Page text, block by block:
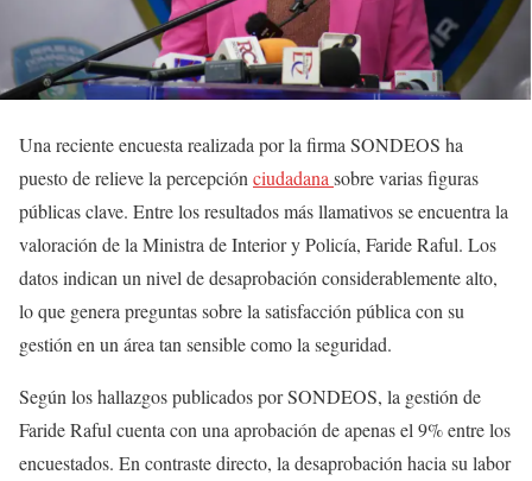
Una reciente encuesta realizada por la firma SONDEOS ha
puesto de relieve la percepción ciudadana sobre varias figuras
públicas clave. Entre los resultados más llamativos se encuentra la
valoración de la Ministra de Interior y Policía, Faride Raful. Los
datos indican un nivel de desaprobación considerablemente alto,
lo que genera preguntas sobre la satisfacción pública con su
gestión en un área tan sensible como la seguridad.
Según los hallazgos publicados por SONDEOS, la gestión de
Faride Raful cuenta con una aprobación de apenas el 9% entre los
encuestados. En contraste directo, la desaprobación hacia su labor